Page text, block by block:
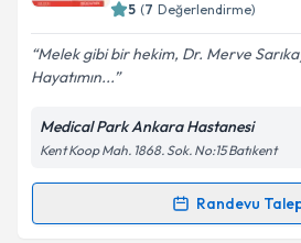
Kişisel verilerimin
Metni'ni okudum ve kişisel
kapsamda işlenmesini
5 (7 Değerlendirme)
Melek gibi bir hekim, Dr. Merve
Hayatımın...
Medical Park Ankara Hastanesi
Kent Koop Mah. 1868. Sok. No:15 Batıkent
Randevu
Randevu Takvimi Talebi